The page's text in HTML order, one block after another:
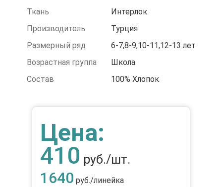
Ткань
Интерлок
Производитель
Турция
Размерный ряд
6-7,8-9,10-11,12-13 лет
Возрастная группа
Школа
Состав
100% Хлопок
Цена:
410 руб./шт.
1640 руб./линейка